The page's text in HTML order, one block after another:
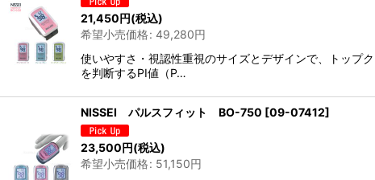
21,450円(税込)
希望小売価格: 49,280円
使いやすさ・視認性重視のサイズとデザインで、トップ
を判断するPI値（P…
NISSEI パルスフィット BO-750 [09-07412]
23,500円(税込)
希望小売価格: 51,150円